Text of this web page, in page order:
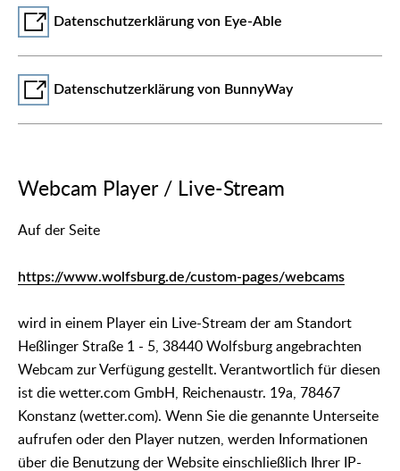
Datenschutzerklärung von Eye-Able
Datenschutzerklärung von BunnyWay
Webcam Player / Live-Stream
Auf der Seite
https://www.wolfsburg.de/custom-pages/webcams
wird in einem Player ein Live-Stream der am Standort
Heßlinger Straße 1 - 5, 38440 Wolfsburg angebrachten
Webcam zur Verfügung gestellt. Verantwortlich für diesen
ist die wetter.com GmbH, Reichenaustr. 19a, 78467
Konstanz (wetter.com). Wenn Sie die genannte Unterseite
aufrufen oder den Player nutzen, werden Informationen
über die Benutzung der Website einschließlich Ihrer IP-